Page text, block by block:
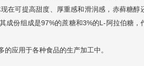
在可提高甜度、厚重感和滑润感，赤藓糖醇
成份组成是97%的蔗糖和3%的L-阿拉伯糖，
应用于各种食品的生产加工中。